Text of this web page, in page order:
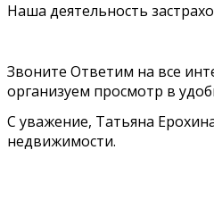
Наша деятельность
Звоните Ответим на все
организуем просмотр в
С уважение, Татьяна
недвижимости.